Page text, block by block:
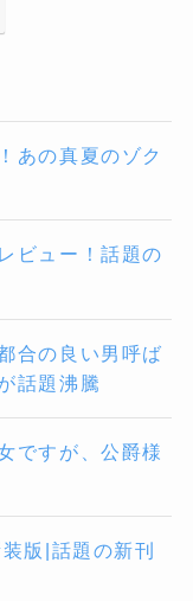
あの真夏のゾク
ビュー！話題の
合の良い男呼ば
話題沸騰
ですが、公爵様
版|話題の新刊